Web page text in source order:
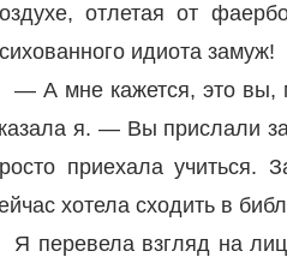
отлетая от
идиота замуж!
— А мне кажется, это вы,
я. — Вы прислали
приехала
хотела сходить в
Я перевела взгляд на